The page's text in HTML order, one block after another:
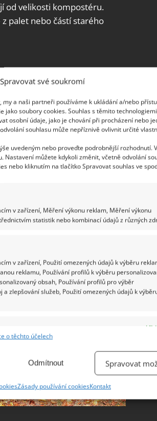
Spravovat své soukromí
my a naši partneři používáme k ukládání a/nebo
jako soubory cookies. Souhlas s těmito
osobní údaje, jako je chování při procházení nebo
souhlasu může nepříznivě ovlivnit určité
uvedeným nebo proveďte podrobnější rozhodnutí.
Nastavení můžete kdykoli změnit, včetně odvolání
nebo kliknutím na tlačítko Spravovat souhlas ve
v zařízení, Měření výkonu reklam, Měření výkonu
statistik nebo kombinací údajů z různých
v zařízení, Použití omezených údajů k výběru
reklamu, Používání profilů k výběru
obsah, Používání profilů pro výběr
a zlepšování služeb, Použití omezených údajů k
přenášených informací.
informací.
o těchto účelech
Odmítnout Spravovat
Zásady používání cookiesKontakt
od velikosti kompostéru.
palet nebo částí starého
a obruste je. Následně
Tím zpevníte strukturu
tvar kompostérua
tří stran a v případě potřeby
k proudění vzduchu.
Šikovný zahrádkář